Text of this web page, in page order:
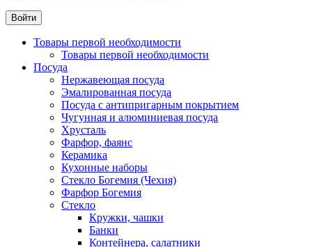
Товары первой необходимости
Товары первой необходимости
Посуда
Нержавеющая посуда
Эмалированная посуда
Посуда с антипригарным покрытием
Чугунная и алюминиевая посуда
Хрусталь
Фарфор, фаянс
Керамика
Кухонные наборы
Стекло Богемия (Чехия)
Фарфор Богемия
Стекло
Кружки, чашки
Банки
Контейнера, салатники